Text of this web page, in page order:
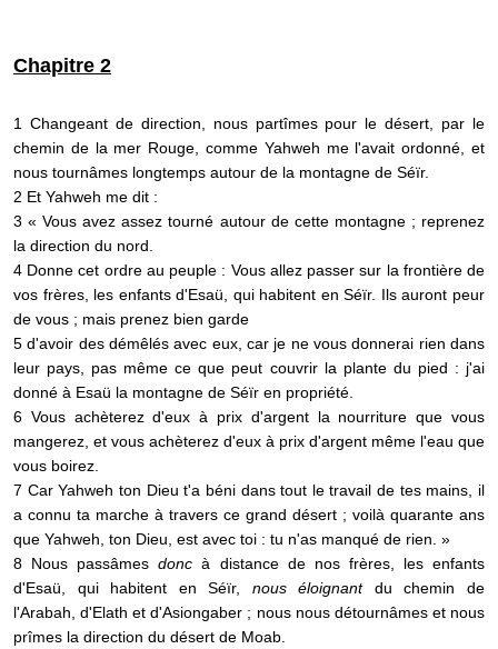
Chapitre 2
1 Changeant de direction, nous partîmes pour le désert, par le
chemin de la mer Rouge, comme Yahweh me l'avait ordonné, et
nous tournâmes longtemps autour de la montagne de Séïr.
2 Et Yahweh me dit :
3 « Vous avez assez tourné autour de cette montagne ; reprenez
la direction du nord.
4 Donne cet ordre au peuple : Vous allez passer sur la frontière de
vos frères, les enfants d'Esaü, qui habitent en Séïr. Ils auront peur
de vous ; mais prenez bien garde
5 d'avoir des démêlés avec eux, car je ne vous donnerai rien dans
leur pays, pas même ce que peut couvrir la plante du pied : j'ai
donné à Esaü la montagne de Séïr en propriété.
6 Vous achèterez d'eux à prix d'argent la nourriture que vous
mangerez, et vous achèterez d'eux à prix d'argent même l'eau que
vous boirez.
7 Car Yahweh ton Dieu t'a béni dans tout le travail de tes mains, il
a connu ta marche à travers ce grand désert ; voilà quarante ans
que Yahweh, ton Dieu, est avec toi : tu n'as manqué de rien. »
8 Nous passâmesdonc à distance de nos frères, les enfants
d'Esaü, qui habitent en Séïr, nous éloignantdu chemin de
l'Arabah, d'Elath et d'Asiongaber ; nous nous détournâmes et nous
prîmes la direction du désert de Moab.